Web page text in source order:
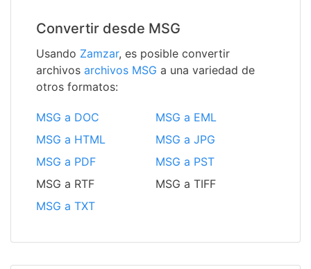
Convertir desde MSG
Usando Zamzar, es posible convertir
archivos archivos MSG a una variedad de
otros formatos:
MSG a DOC
MSG a EML
MSG a HTML
MSG a JPG
MSG a PDF
MSG a PST
MSG a RTF
MSG a TIFF
MSG a TXT